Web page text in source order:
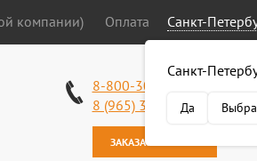
компании) Оплата Санкт-
Санкт-
Да
8-800-301-50-58
8 (965) 318-34-38
ЗАКАЗАТЬ ЗВОНОК